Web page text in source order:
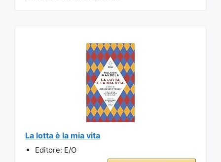
La lotta è la mia vita
Editore: E/O